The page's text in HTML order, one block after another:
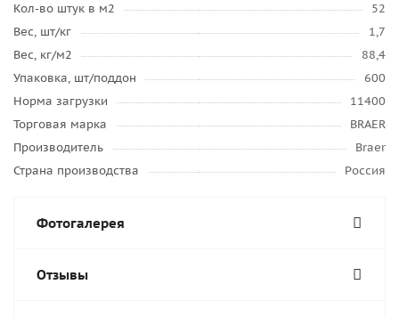
Кол-во штук в м2
52
Вес, шт/кг
1,7
Вес, кг/м2
88,4
Упаковка, шт/поддон
600
Норма загрузки
11400
Торговая марка
BRAER
Производитель
Braer
Страна производства
Россия
Фотогалерея
Отзывы